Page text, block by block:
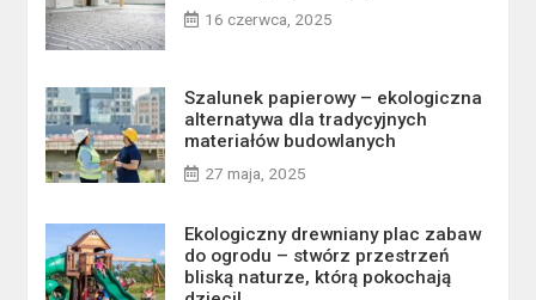
16 czerwca, 2025
Szalunek papierowy – ekologiczna
alternatywa dla tradycyjnych
materiałów budowlanych
27 maja, 2025
Ekologiczny drewniany plac zabaw
do ogrodu – stwórz przestrzeń
bliską naturze, którą pokochają